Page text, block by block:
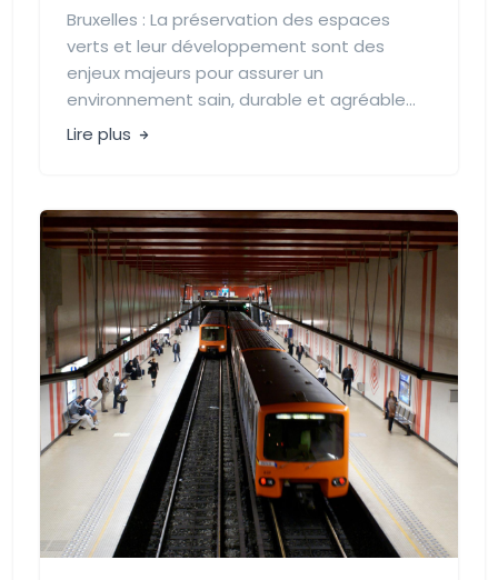
Bruxelles : La préservation des espaces
verts et leur développement sont des
enjeux majeurs pour assurer un
environnement sain, durable et agréable...
Lire plus